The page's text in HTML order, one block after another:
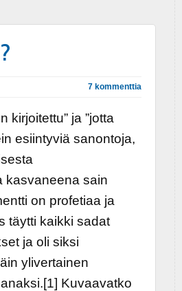
7 kommenttia
kirjoitettu” ja ”jotta
esiintyviä sanontoja,
kasvaneena sain
on profetiaa ja
täytti kaikki sadat
ja oli siksi
ylivertainen
Kuvaavatko